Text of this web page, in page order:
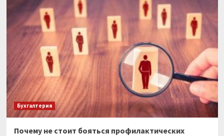
Бухгалтерия
Почему не стоит бояться профилактических